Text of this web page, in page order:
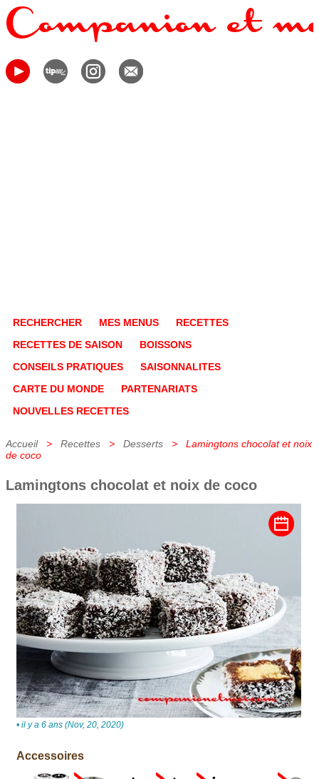
RECHERCHER MES MENUS
RECETTES
RECETTES DE SAISON
BOISSONS
CONSEILS PRATIQUES
SAISONNALITES
CARTE DU MONDE
PARTENARIATS
NOUVELLES RECETTES
Accueil> Recettes > Desserts > Lamingtons chocolat et noix
de coco
Lamingtons chocolat et noix de coco
• il y a 6 ans (Nov, 20, 2020)
Accessoires